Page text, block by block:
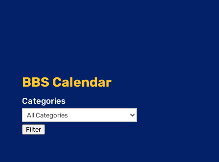
BBS Calendar
Categories
Filter
Events